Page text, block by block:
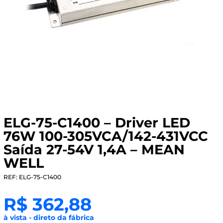
ELG-75-C1400 – Driver LED
76W 100-305VCA/142-431VCC
Saída 27-54V 1,4A – MEAN
WELL
REF: ELG-75-C1400
R$362,88
à vista - direto da fábrica